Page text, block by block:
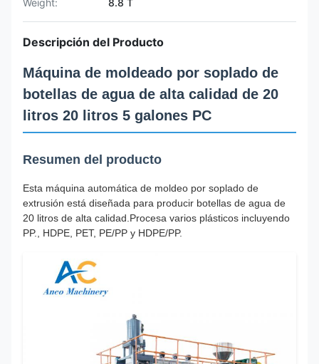
Weight:
8.8 T
Descripción del Producto
Máquina de moldeado por soplado de
botellas de agua de alta calidad de 20
litros 20 litros 5 galones PC
Resumen del producto
Esta máquina automática de moldeo por soplado de
extrusión está diseñada para producir botellas de agua de
20 litros de alta calidad.Procesa varios plásticos incluyendo
PP., HDPE, PET, PE/PP y HDPE/PP.